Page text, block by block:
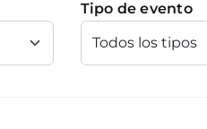
Tipo de evento